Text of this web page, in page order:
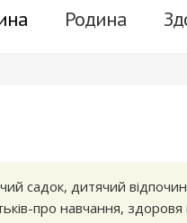
Родина
садок, дитячий
про навчання, здоровя